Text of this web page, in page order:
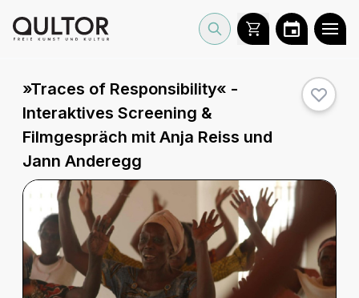
»Traces of Responsibility« -
Interaktives Screening &
Filmgespräch mit Anja Reiss und
Jann Anderegg